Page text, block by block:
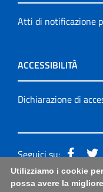
Atti di notificazione
ACCESSIBILITÀ
Dichiarazione di
Seguici su:
Accessibilità: form
Utilizziamo i cookie
possa avere la